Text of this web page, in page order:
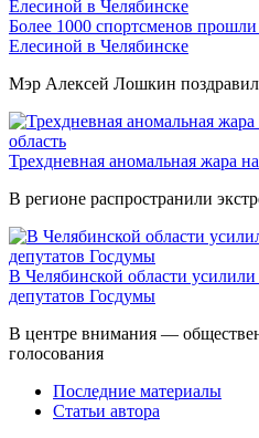
Более 1000 спортсменов
Елесиной в Челябинске
Мэр Алексей Лошкин
Трехдневная аномальная жара
В регионе распространили
В Челябинской области
депутатов Госдумы
В центре внимания —
голосования
Последние материалы
Статьи автора